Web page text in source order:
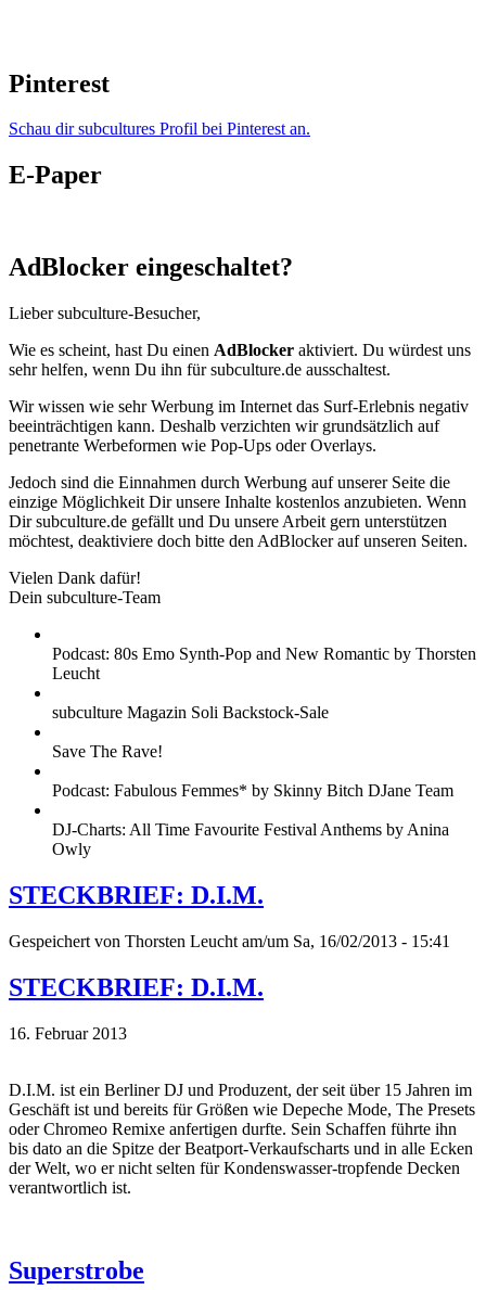
Pinterest
Schau dir subcultures Profil bei Pinterest an.
E-Paper
AdBlocker eingeschaltet?
Lieber subculture-Besucher,
Wie es scheint, hast Du einen AdBlocker aktiviert. Du würdest uns
sehr helfen, wenn Du ihn für subculture.de ausschaltest.
Wir wissen wie sehr Werbung im Internet das Surf-Erlebnis negativ
beeinträchtigen kann. Deshalb verzichten wir grundsätzlich auf
penetrante Werbeformen wie Pop-Ups oder Overlays.
Jedoch sind die Einnahmen durch Werbung auf unserer Seite die
einzige Möglichkeit Dir unsere Inhalte kostenlos anzubieten. Wenn
Dir subculture.de gefällt und Du unsere Arbeit gern unterstützen
möchtest, deaktiviere doch bitte den AdBlocker auf unseren Seiten.
Vielen Dank dafür!
Dein subculture-Team
Podcast: 80s Emo Synth-Pop and New Romantic by Thorsten
Leucht
subculture Magazin Soli Backstock-Sale
Save The Rave!
Podcast: Fabulous Femmes* by Skinny Bitch DJane Team
DJ-Charts: All Time Favourite Festival Anthems by Anina
Owly
STECKBRIEF: D.I.M.
Gespeichert von Thorsten Leucht am/um Sa, 16/02/2013 - 15:41
STECKBRIEF: D.I.M.
16. Februar 2013
D.I.M. ist ein Berliner DJ und Produzent, der seit über 15 Jahren im
Geschäft ist und bereits für Größen wie Depeche Mode, The Presets
oder Chromeo Remixe anfertigen durfte. Sein Schaffen führte ihn
bis dato an die Spitze der Beatport-Verkaufscharts und in alle Ecken
der Welt, wo er nicht selten für Kondenswasser-tropfende Decken
verantwortlich ist.
Superstrobe